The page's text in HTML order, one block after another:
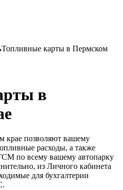
Топливные карты в Пермском
в
крае позволяют вашему
расходы, а также
по всему вашему автопарку
из Личного кабинета
для бухгалтерии